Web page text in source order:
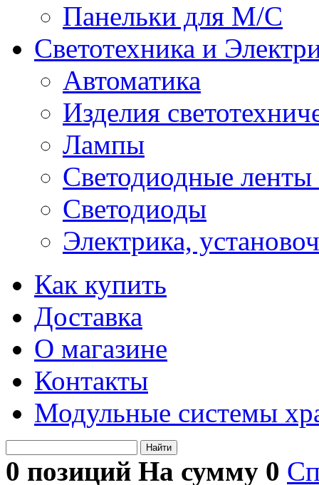
Панельки для М/С
Светотехника и
Автоматика
Изделия
Лампы
Светодиодные
Светодиоды
Электрика,
Как купить
Доставка
О магазине
Контакты
Модульные системы
Найти
0 позиций На сумму 0